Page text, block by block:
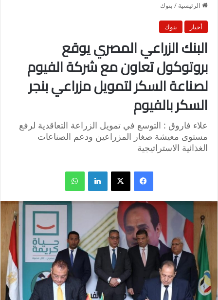
الرئيسية / بنوك
أخبار بنوك
البنك الزراعي المصري يوقع
بروتوكول تعاون مع شركة الفيوم
لصناعة السكر لتمويل مزراعي بنجر
السكر بالفيوم
علاء فاروق : التوسع في تمويل الزراعة التعاقدية لرفع
مستوى معيشة صغار المزراعين ودعم الصناعات
الغذائية الاستراتيجية
فيسبوك X لينكدإن